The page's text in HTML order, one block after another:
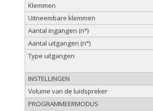
Klemmen
Uitneembare klemmen
Aantal ingangen (n°)
Aantal uitgangen (n°)
Type uitgangen
INSTELLINGEN
Volume van de luidspreker
PROGRAMMEERMODUS